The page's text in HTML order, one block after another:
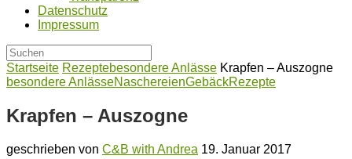
Datenschutz
Impressum
Startseite Rezeptebesondere Anlässe Krapfen – Auszogne
besondere AnlässeNaschereienGebäckRezepte
Krapfen – Auszogne
geschrieben von C&B with Andrea 19. Januar 2017